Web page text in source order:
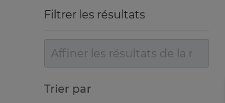
Filtrer les résultats
Trier par